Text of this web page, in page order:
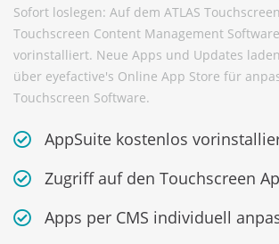
Sofort loslegen: Auf dem ATLAS
Touchscreen Content Management
vorinstalliert. Neue Apps und Updates
über eyefactive's Online App Store für
Touchscreen Software.
AppSuite kostenlos
Zugriff auf den Touchscreen
Apps per CMS individuell